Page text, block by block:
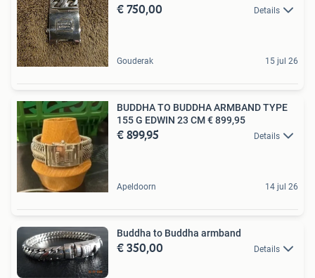
€ 750,00 Details
Gouderak 15 jul 26
BUDDHA TO BUDDHA ARMBAND TYPE
155 G EDWIN 23 CM € 899,95
€ 899,95 Details
Apeldoorn 14 jul 26
Buddha to Buddha armband
€ 350,00 Details